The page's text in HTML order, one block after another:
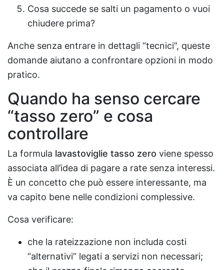
Cosa succede se salti un pagamento o vuoi
chiudere prima?
Anche senza entrare in dettagli “tecnici”, queste
domande aiutano a confrontare opzioni in modo
pratico.
Quando ha senso cercare
“tasso zero” e cosa
controllare
La formula lavastoviglie tasso zero viene spesso
associata all’idea di pagare a rate senza interessi.
È un concetto che può essere interessante, ma
va capito bene nelle condizioni complessive.
Cosa verificare:
che la rateizzazione non includa costi
“alternativi” legati a servizi non necessari;